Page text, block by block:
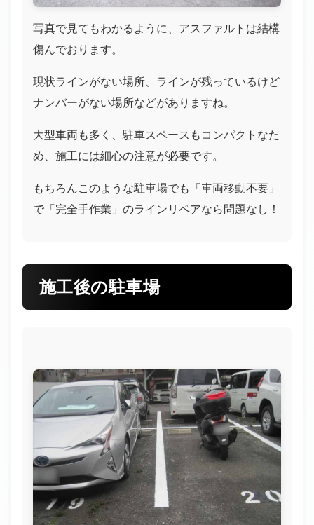
写真で見てもわかるように、アスファルトは結構
傷んでおります。
現状ラインがない場所、ラインが残っているけど
ナンバーがない場所などがありますね。
大型車両も多く、駐車スペースもコンパクトなた
め、施工には細心の注意が必要です。
もちろんこのような駐車場でも「車両移動不要」
で「完全手作業」のラインリペアなら問題なし！
施工後の駐車場